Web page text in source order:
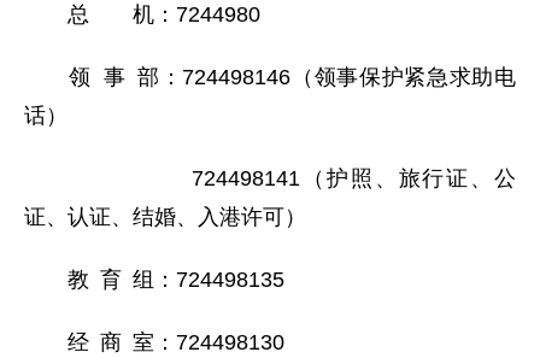
总 机：7244980
领 事 部：724498146（领事保护紧急求助电
话）
724498141（护照、旅行证、公
证、认证、结婚、入港许可）
教 育 组：724498135
经 商 室：724498130